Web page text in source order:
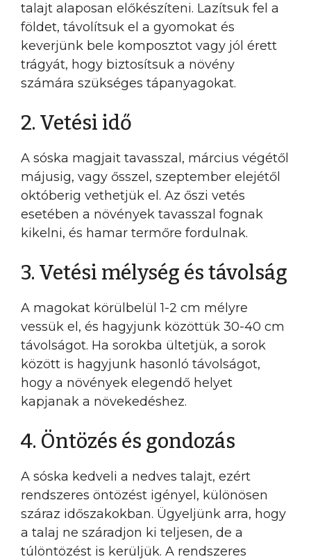
talajt alaposan előkészíteni. Lazítsuk fel a
földet, távolítsuk el a gyomokat és
keverjünk bele komposztot vagy jól érett
trágyát, hogy biztosítsuk a növény
számára szükséges tápanyagokat.
2. Vetési idő
A sóska magjait tavasszal, március végétől
májusig, vagy ősszel, szeptember elejétől
októberig vethetjük el. Az őszi vetés
esetében a növények tavasszal fognak
kikelni, és hamar termőre fordulnak.
3. Vetési mélység és távolság
A magokat körülbelül 1-2 cm mélyre
vessük el, és hagyjunk közöttük 30-40 cm
távolságot. Ha sorokba ültetjük, a sorok
között is hagyjunk hasonló távolságot,
hogy a növények elegendő helyet
kapjanak a növekedéshez.
4. Öntözés és gondozás
A sóska kedveli a nedves talajt, ezért
rendszeres öntözést igényel, különösen
száraz időszakokban. Ügyeljünk arra, hogy
a talaj ne száradjon ki teljesen, de a
túlöntözést is kerüljük. A rendszeres